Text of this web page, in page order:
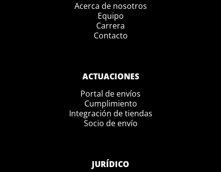
Acerca de nosotros
Equipo
Carrera
Contacto
ACTUACIONES
Portal de envíos
Cumplimiento
Integración de tiendas
Socio de envío
JURÍDICO